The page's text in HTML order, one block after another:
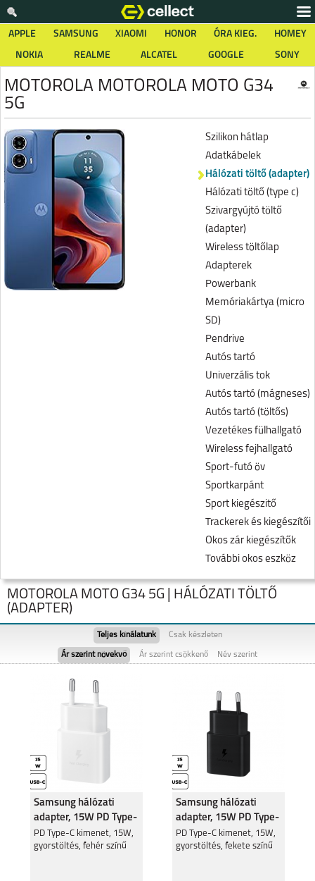
APPLE SAMSUNG XIAOMI HONOR ÓRA KIEG.
HOMEY
NOKIA
REALME ALCATEL GOOGLE SONY
MOTOROLA MOTOROLA MOTO G34
5G
Szilikon hátlap
Adatkábelek
Hálózati töltő (adapter)
Hálózati töltő (type c)
Szivargyújtó töltő
(adapter)
Wireless töltőlap
Adapterek
Powerbank
Memóriakártya (micro
SD)
Pendrive
Autós tartó
Univerzális tok
Autós tartó (mágneses)
Autós tartó (töltős)
Vezetékes fülhallgató
Wireless fejhallgató
Sport-futó öv
Sportkarpánt
Sport kiegészitő
Trackerek és kiegészítői
Okos zár kiegészítők
További okos eszköz
MOTOROLA EDGE 50
MOTO G05
MOTOROLA MOTO
MOTOROLA MOTO
MOTOROLA MOTO G34 5G | HÁLÓZATI TÖLTŐ
(ADAPTER)
Teljes kínálatunk Csak készleten
Ár szerint növekvő Ár szerint csökkenő Név szerint
Samsung hálózati
adapter, 15W PD Type-
C, Fehér
PD Type-C kimenet, 15W,
gyorstöltés, fehér színű
Samsung hálózati
adapter, 15W PD Type-
C, Fekete
PD Type-C kimenet, 15W,
gyorstöltés, fekete színű